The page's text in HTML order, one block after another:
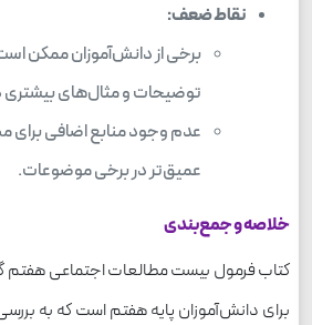
نقاط ضعف:
برخی از دانش‌آموزان ممکن است
توضیحات و مثال‌های بیشتری
عدم وجود منابع اضافی برای
عمیق‌تر در برخی موضوعات.
خلاصه و جمع‌بندی
کتاب فرمول بیست مطالعات اجتماعی هفتم
برای دانش‌آموزان پایه هفتم است که به